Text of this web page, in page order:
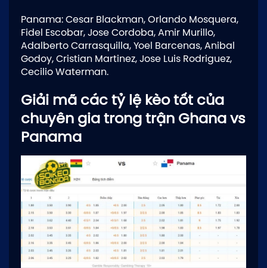
Panama: Cesar Blackman, Orlando Mosquera,
Fidel Escobar, Jose Cordoba, Amir Murillo,
Adalberto Carrasquilla, Yoel Barcenas, Anibal
Godoy, Cristian Martinez, Jose Luis Rodriguez,
Cecilio Waterman.
Giải mã các tỷ lệ kèo tốt của
chuyên gia trong trận Ghana vs
Panama